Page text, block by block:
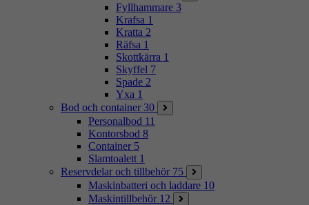
Fyllhammare 3
Krafsa 1
Kratta 2
Räfsa 1
Skottkärra 1
Skyffel 7
Spade 2
Yxa 1
Bod och container 30
Personalbod 11
Kontorsbod 8
Container 5
Slamtoalett 1
Reservdelar och tillbehör 75
Maskinbatteri och laddare 10
Maskintillbehör 12